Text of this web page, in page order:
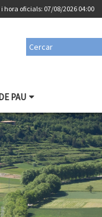
hora oficials: 07/08/2026 04:00
PAU